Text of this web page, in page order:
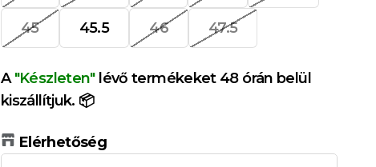
45 45.5 46 47.5
A"Készleten"lévő termékeket 48 órán belül
kiszállítjuk. 📦
Elérhetőség